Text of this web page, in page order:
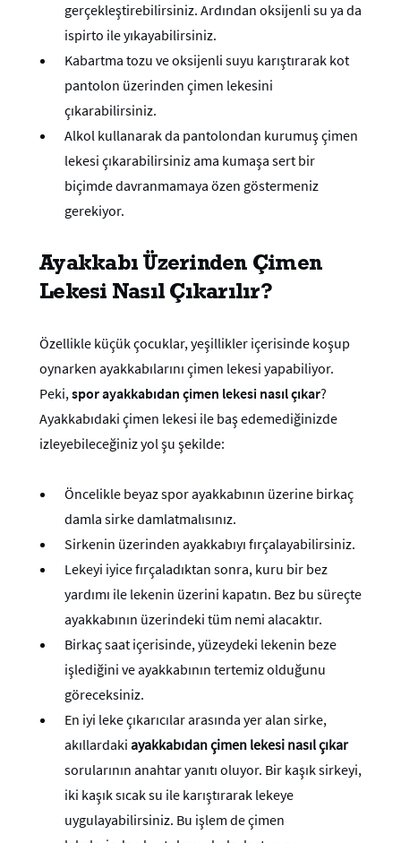
gerçekleştirebilirsiniz. Ardından oksijenli su ya da
ispirto ile yıkayabilirsiniz.
Kabartma tozu ve oksijenli suyu karıştırarak kot
pantolon üzerinden çimen lekesini
çıkarabilirsiniz.
Alkol kullanarak da pantolondan kurumuş çimen
lekesi çıkarabilirsiniz ama kumaşa sert bir
biçimde davranmamaya özen göstermeniz
gerekiyor.
Ayakkabı Üzerinden Çimen
Lekesi Nasıl Çıkarılır?
Özellikle küçük çocuklar, yeşillikler içerisinde koşup
oynarken ayakkabılarını çimen lekesi yapabiliyor.
Peki,spor ayakkabıdan çimen lekesi nasıl çıkar?
Ayakkabıdaki çimen lekesi ile baş edemediğinizde
izleyebileceğiniz yol şu şekilde:
Öncelikle beyaz spor ayakkabının üzerine birkaç
damla sirke damlatmalısınız.
Sirkenin üzerinden ayakkabıyı fırçalayabilirsiniz.
Lekeyi iyice fırçaladıktan sonra, kuru bir bez
yardımı ile lekenin üzerini kapatın. Bez bu süreçte
ayakkabının üzerindeki tüm nemi alacaktır.
Birkaç saat içerisinde, yüzeydeki lekenin beze
işlediğini ve ayakkabının tertemiz olduğunu
göreceksiniz.
En iyi leke çıkarıcılar arasında yer alan sirke,
akıllardaki ayakkabıdan çimen lekesi nasıl çıkar
sorularının anahtar yanıtı oluyor. Bir kaşık sirkeyi,
iki kaşık sıcak su ile karıştırarak lekeye
uygulayabilirsiniz. Bu işlem de çimen